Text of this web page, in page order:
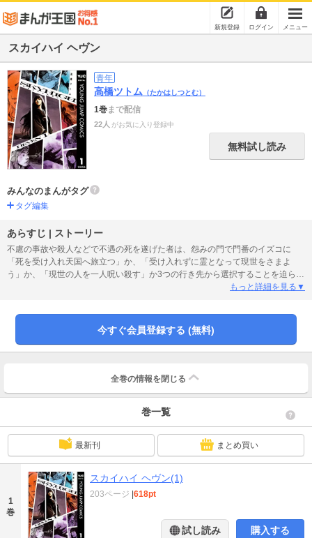
新規登録 ログイン メニュー
スカイハイ ヘヴン
青年
高橋ツトム （たかはしつとむ）
1巻まで配信
22人 がお気に入り登録中
無料試し読み
みんなのまんがタグ
タグ編集
あらすじ | ストーリー
不慮の事故や殺人などで不遇の死を遂げた者は、怨みの門で門番のイズコに
「死を受け入れ天国へ旅立つ」か、「受け入れずに霊となって現世をさまよ
う」か、「現世の人を一人呪い殺す」か3つの行き先から選択することを迫られ
る。時も場所も越え、真実の魂のドラマは更なる高みへ。至高の新章開幕!!
もっと詳細を見る▼
今すぐ会員登録する (無料)
全巻の情報を 閉じる
巻一覧
最新刊 まとめ買い
1
巻
スカイハイ ヘヴン(1)
203ページ |618pt
試し読み 購入する